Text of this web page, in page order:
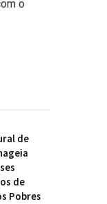
o
de
de
Pobres